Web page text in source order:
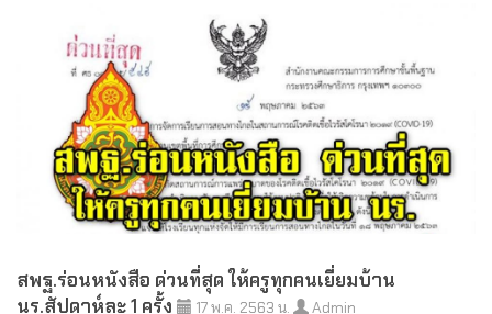
สพฐ.ร่อนหนังสือ ด่วนที่สุด ให้ครูทุกคนเยี่ยมบ้าน
นร.สัปดาห์ละ 1 ครั้ง
17 พ.ค. 2563 น. Admin